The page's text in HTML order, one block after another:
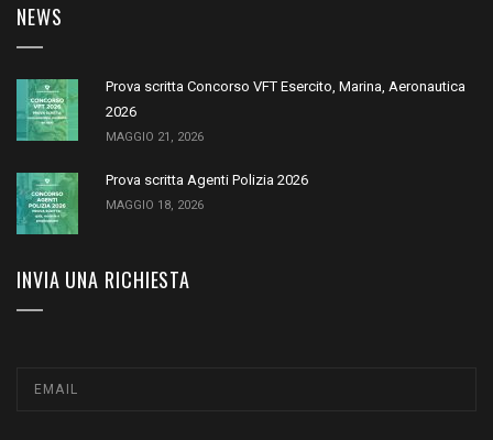
NEWS
Prova scritta Concorso VFT Esercito, Marina, Aeronautica
2026
MAGGIO 21, 2026
Prova scritta Agenti Polizia 2026
MAGGIO 18, 2026
INVIA UNA RICHIESTA